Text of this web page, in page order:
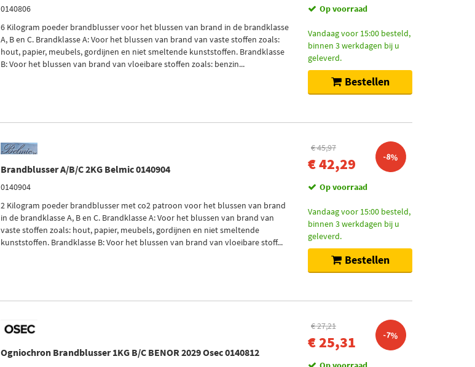
0140806
6 Kilogram poeder brandblusser voor het blussen van brand in de brandklasse
A, B en C. Brandklasse A: Voor het blussen van brand van vaste stoffen zoals:
hout, papier, meubels, gordijnen en niet smeltende kunststoffen. Brandklasse
B: Voor het blussen van brand van vloeibare stoffen zoals: benzin...
Op voorraad
Vandaag voor 15:00 besteld,
binnen 3 werkdagen bij u
geleverd.
Bestellen
Brandblusser A/B/C 2KG Belmic 0140904
0140904
2 Kilogram poeder brandblusser met co2 patroon voor het blussen van brand
in de brandklasse A, B en C. Brandklasse A: Voor het blussen van brand van
vaste stoffen zoals: hout, papier, meubels, gordijnen en niet smeltende
kunststoffen. Brandklasse B: Voor het blussen van brand van vloeibare stoff...
€ 45,97
€ 42,29 -8%
Op voorraad
Vandaag voor 15:00 besteld,
binnen 3 werkdagen bij u
geleverd.
Bestellen
Ogniochron Brandblusser 1KG B/C BENOR 2029 Osec 0140812
€ 27,21
€ 25,31 -7%